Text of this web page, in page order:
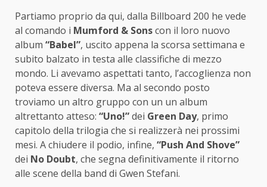
Partiamo proprio da qui, dalla Billboard 200 he vede
al comando i Mumford & Sonscon il loro nuovo
album “Babel”, uscito appena la scorsa settimana e
subito balzato in testa alle classifiche di mezzo
mondo. Li avevamo aspettati tanto, l’accoglienza non
poteva essere diversa. Ma al secondo posto
troviamo un altro gruppo con un un album
altrettanto atteso: “Uno!”dei Green Day, primo
capitolo della trilogia che si realizzerà nei prossimi
mesi. A chiudere il podio, infine, “Push And Shove”
dei No Doubt, che segna definitivamente il ritorno
alle scene della band di Gwen Stefani.